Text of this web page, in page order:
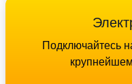
Подключайтесь